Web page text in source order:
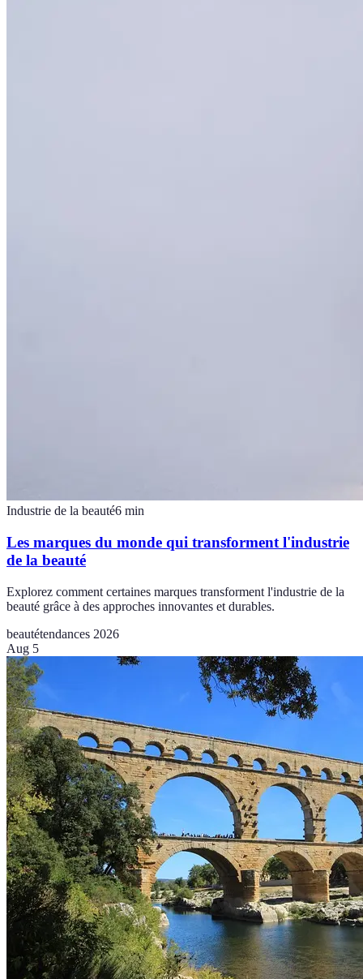
Industrie de la beauté6 min
Les marques du monde qui transforment l'industrie
de la beauté
Explorez comment certaines marques transforment l'industrie de la
beauté grâce à des approches innovantes et durables.
beautétendances 2026
Aug 5